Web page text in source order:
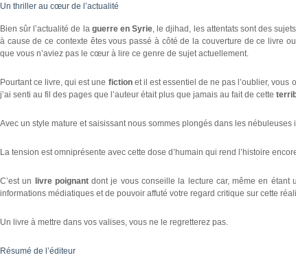
Un thriller au cœur de l’actualité
Bien sûr l’actualité de la guerre en Syrie , le djihad, les attentats sont des
à cause de ce contexte êtes vous passé à côté de la couverture de ce livre
que vous n’aviez pas le cœur à lire ce genre de sujet actuellement.
Pourtant ce livre, qui est une fictionet il est essentiel de ne pas l’oublier, vous
j’ai senti au fil des pages que l’auteur était plus que jamais au fait de cette
Avec un style mature et saisissant nous sommes plongés dans les nébuleuses
La tension est omniprésente avec cette dose d’humain qui rend l’histoire
C’est un livre poignantdont je vous conseille la lecture car, même en étant
informations médiatiques et de pouvoir affuté votre regard critique sur cette
Un livre à mettre dans vos valises, vous ne le regretterez pas.
Résumé de l’éditeur